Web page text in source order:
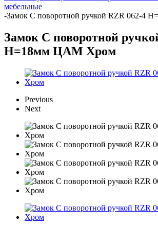
мебельные
-Замок С поворотной ручкой RZR 062-4
Замок С поворотной
Н=18мм ЦАМ Хром
Previous
Next